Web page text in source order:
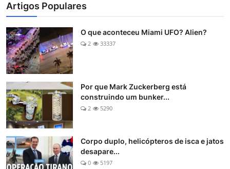
Artigos Populares
O que aconteceu Miami UFO? Alien?
2 33337
Por que Mark Zuckerberg está
construindo um bunker...
2 5290
Corpo duplo, helicópteros de isca e jatos
desapare...
0 5197